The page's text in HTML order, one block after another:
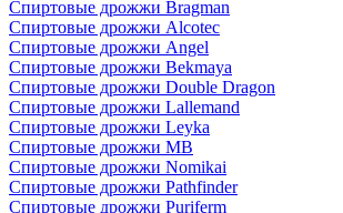
Спиртовые дрожжи Bragman
Спиртовые дрожжи Alcotec
Спиртовые дрожжи Angel
Спиртовые дрожжи Bekmaya
Спиртовые дрожжи Double Dragon
Спиртовые дрожжи Lallemand
Спиртовые дрожжи Leyka
Спиртовые дрожжи MB
Спиртовые дрожжи Nomikai
Спиртовые дрожжи Pathfinder
Спиртовые дрожжи Puriferm